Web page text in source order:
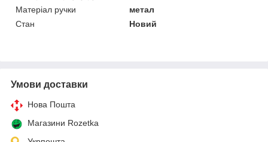
Матеріал ручки
метал
Стан
Новий
Умови доставки
Нова Пошта
Магазини Rozetka